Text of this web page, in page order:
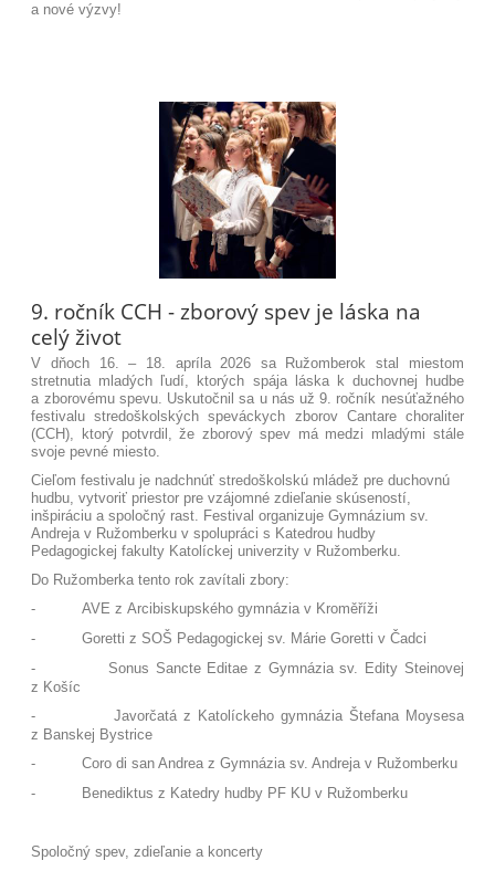
a nové výzvy!
9. ročník CCH - zborový spev je láska na
celý život
V dňoch 16. – 18. apríla 2026 sa Ružomberok stal miestom
stretnutia mladých ľudí, ktorých spája láska k duchovnej hudbe
a zborovému spevu. Uskutočnil sa u nás už 9. ročník nesúťažného
festivalu stredoškolských speváckych zborov Cantare choraliter
(CCH), ktorý potvrdil, že zborový spev má medzi mladými stále
svoje pevné miesto.
Cieľom festivalu je nadchnúť stredoškolskú mládež pre duchovnú
hudbu, vytvoriť priestor pre vzájomné zdieľanie skúseností,
inšpiráciu a spoločný rast. Festival organizuje Gymnázium sv.
Andreja v Ružomberku v spolupráci s Katedrou hudby
Pedagogickej fakulty Katolíckej univerzity v Ružomberku.
Do Ružomberka tento rok zavítali zbory:
-
AVE z Arcibiskupského gymnázia v Kroměříži
-
Goretti z SOŠ Pedagogickej sv. Márie Goretti v Čadci
-
Sonus Sancte Editae z Gymnázia sv. Edity Steinovej
z Košíc
-
Javorčatá z Katolíckeho gymnázia Štefana Moysesa
z Banskej Bystrice
-
Coro di san Andrea z Gymnázia sv. Andreja v Ružomberku
-
Benediktus z Katedry hudby PF KU v Ružomberku
Spoločný spev, zdieľanie a koncerty